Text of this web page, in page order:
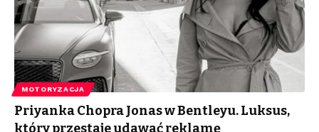
MOTORYZACJA
Priyanka Chopra Jonas w Bentleyu. Luksus,
który przestaje udawać reklamę